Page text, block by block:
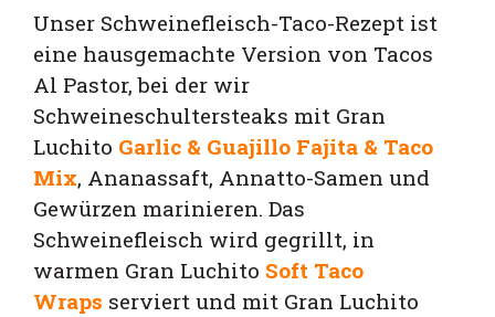
Unser Schweinefleisch-Taco-Rezept ist
eine hausgemachte Version von Tacos
Al Pastor, bei der wir
Schweineschultersteaks mit Gran
Luchito Garlic & Guajillo Fajita & Taco
Mix, Ananassaft, Annatto-Samen und
Gewürzen marinieren. Das
Schweinefleisch wird gegrillt, in
warmen Gran Luchito Soft Taco
Wraps serviert und mit Gran Luchito